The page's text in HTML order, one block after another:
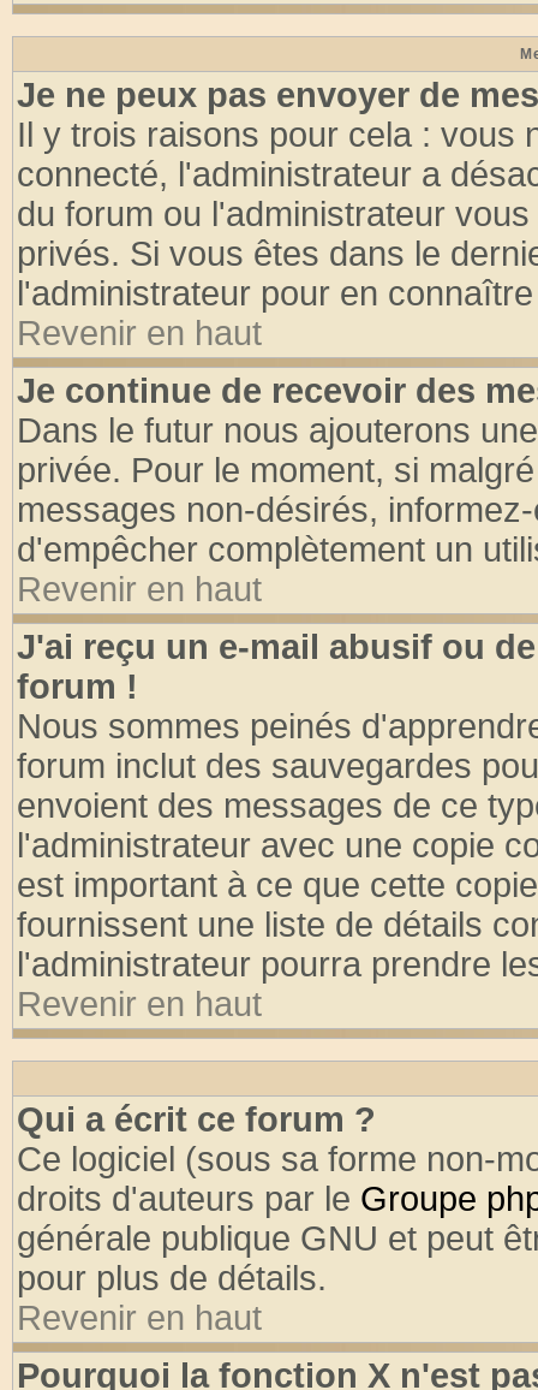
Je ne peux pas envoyer de
Il y trois raisons pour cela : vous
connecté, l'administrateur a
du forum ou l'administrateur
privés. Si vous êtes dans le
l'administrateur pour en
Revenir en haut
Je continue de recevoir des
Dans le futur nous ajouterons
privée. Pour le moment, si
messages non-désirés,
d'empêcher complètement un
Revenir en haut
J'ai reçu un e-mail abusif ou
forum !
Nous sommes peinés
forum inclut des sauvegardes
envoient des messages de ce
l'administrateur avec une copie
est important à ce que cette
fournissent une liste de détails
l'administrateur pourra prendre
Revenir en haut
Qui a écrit ce forum ?
Ce logiciel (sous sa forme non-
droits d'auteurs par le Groupe
générale publique GNU et peut
pour plus de détails.
Revenir en haut
Pourquoi la fonction X n'est